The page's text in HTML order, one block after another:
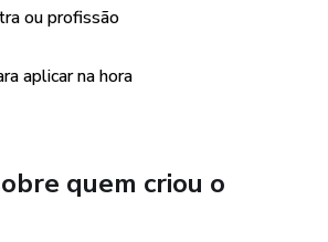
ou profissão
aplicar na hora
quem criou o